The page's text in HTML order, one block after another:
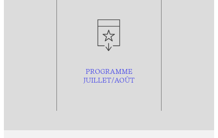
PROGRAMME
JUILLET/AOÛT